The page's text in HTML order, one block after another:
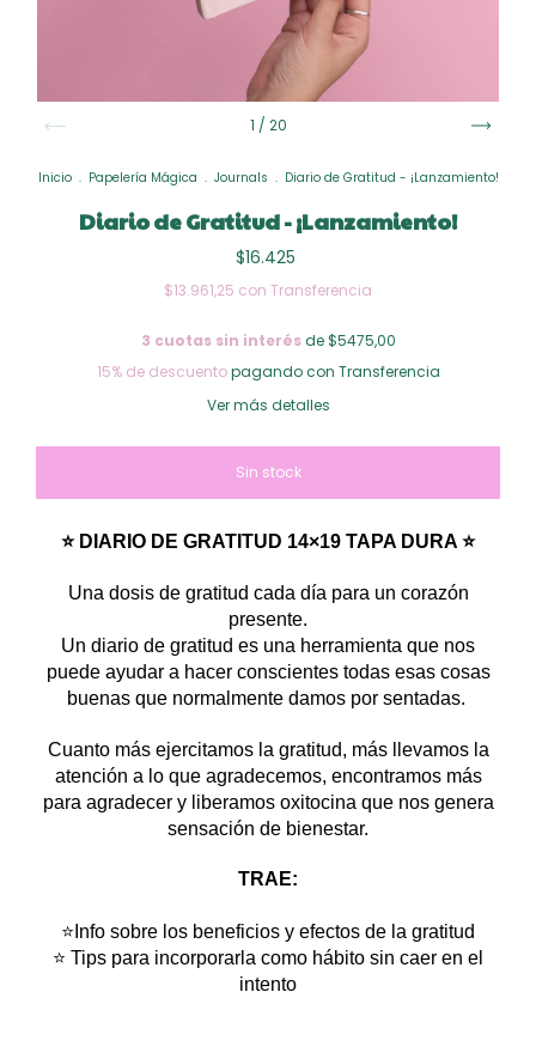
1 / 20
Inicio . Papelería Mágica . Journals . Diario de Gratitud - ¡Lanzamiento!
Diario de Gratitud - ¡Lanzamiento!
$16.425
$13.961,25 con Transferencia
3 cuotas sin interésde $5475,00
15% de descuentopagando con Transferencia
Ver más detalles
⭐ DIARIO DE GRATITUD 14×19 TAPA DURA ⭐
Una dosis de gratitud cada día para un corazón
presente.
Un diario de gratitud es una herramienta que nos
puede ayudar a hacer conscientes todas esas cosas
buenas que normalmente damos por sentadas.
Cuanto más ejercitamos la gratitud, más llevamos la
atención a lo que agradecemos, encontramos más
para agradecer y liberamos oxitocina que nos genera
sensación de bienestar.
TRAE:
⭐Info sobre los beneficios y efectos de la gratitud
⭐ Tips para incorporarla como hábito sin caer en el
intento